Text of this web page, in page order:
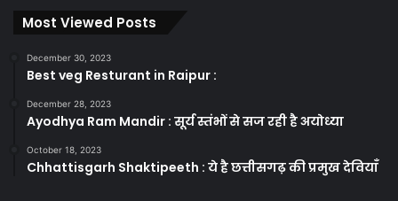
Most Viewed Posts
December 30, 2023
Best veg Resturant in Raipur :
December 28, 2023
Ayodhya Ram Mandir : सूर्य स्तंभों से सज रही है अयोध्या
October 18, 2023
Chhattisgarh Shaktipeeth : ये है छत्तीसगढ़ की प्रमुख देवियाँ